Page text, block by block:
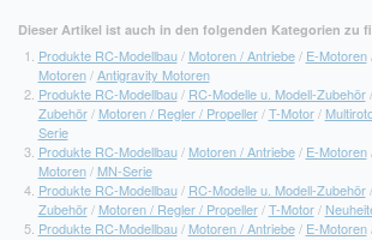
Dieser Artikel ist auch in den folgenden Kategorien zu
Produkte RC-Modellbau/ Motoren / Antriebe/ E-Motoren
Motoren/Antigravity Motoren
Produkte RC-Modellbau/ RC-Modelle u. Modell-Zubehör/
Zubehör/ Motoren / Regler / Propeller/T-Motor/
Serie
Produkte RC-Modellbau/ Motoren / Antriebe/ E-Motoren
Motoren/ MN-Serie
Produkte RC-Modellbau/ RC-Modelle u. Modell-Zubehör/
Zubehör/ Motoren / Regler / Propeller/T-Motor/
Produkte RC-Modellbau/ Motoren / Antriebe/ E-Motoren